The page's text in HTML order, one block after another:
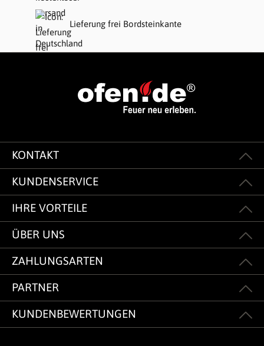
Lieferung frei Bordsteinkante
KONTAKT
KUNDENSERVICE
IHRE VORTEILE
ÜBER UNS
ZAHLUNGSARTEN
PARTNER
KUNDENBEWERTUNGEN